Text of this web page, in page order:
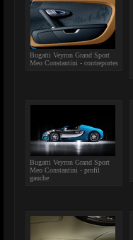
Bugatti Veyron Grand Sport
Meo Constantini - contreportes
Bugatti Veyron Grand Sport
Meo Constantini - profil
gauche